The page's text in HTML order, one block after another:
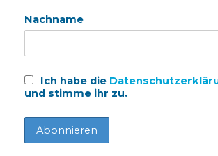
Nachname
Ich habe die
und stimme ihr zu.